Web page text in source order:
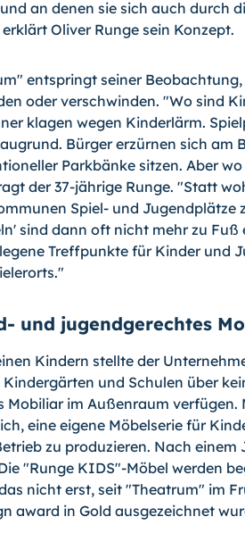
an denen sie sich auch durch
Oliver Runge sein Konzept.
entspringt seiner
oder verschwinden. "Wo sind
klagen wegen Kinderlärm.
Bürger erzürnen sich am
Parkbänke sitzen. Aber
der 37-jährige Runge. "Statt
Spiel- und Jugendplätze
sind dann oft nicht mehr zu
Treffpunkte für Kinder und
und jugendgerechtes
Kindern stellte der
und Schulen über
Mobiliar im Außenraum verfügen.
eine eigene Möbelserie für
zu produzieren. Nach einem
"Runge KIDS"-Möbel werden
nicht erst, seit "Theatrum" im
award in Gold ausgezeichnet